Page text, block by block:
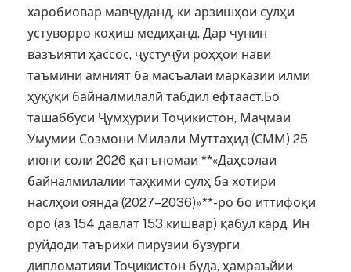
харобиовар мавҷуданд, ки арзишҳои сулҳи
устуворро коҳиш медиҳанд. Дар чунин
вазъияти ҳассос, ҷустуҷӯи роҳҳои нави
таъмини амният ба масъалаи марказии илми
ҳуқуқи байналмилалӣ табдил ёфтааст.Бо
ташаббуси Ҷумҳурии Тоҷикистон, Маҷмаи
Умумии Созмони Милали Муттаҳид (СММ) 25
июни соли 2026 қатъномаи **«Даҳсолаи
байналмилалии таҳкими сулҳ ба хотири
наслҳои оянда (2027–2036)»**-ро бо иттифоқи
оро (аз 154 давлат 153 кишвар) қабул кард. Ин
рӯйдоди таърихӣ пирӯзии бузурги
дипломатияи Тоҷикистон буда, ҳамраъйии